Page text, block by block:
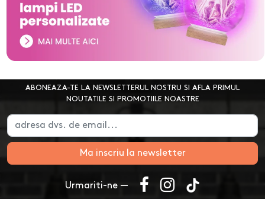
ABONEAZA-TE LA NEWSLETTERUL NOSTRU SI AFLA PRIMUL
NOUTATILE SI PROMOTIILE NOASTRE
Ma inscriu la newsletter
Urmariti-ne —